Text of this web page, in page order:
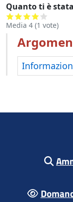
Quanto ti è
Media 4 (1 vote)